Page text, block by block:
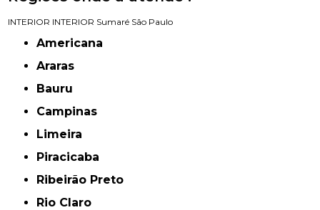
INTERIOR INTERIOR Sumaré São Paulo
Americana
Araras
Bauru
Campinas
Limeira
Piracicaba
Ribeirão Preto
Rio Claro